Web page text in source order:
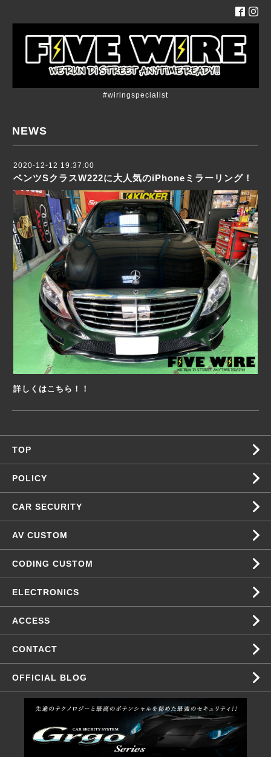
#wiringspecialist
NEWS
2020-12-12 19:37:00
ベンツSクラスW222に大人気のiPhoneミラーリング！
詳しくはこちら！！
TOP
POLICY
CAR SECURITY
AV CUSTOM
CODING CUSTOM
ELECTRONICS
ACCESS
CONTACT
OFFICIAL BLOG